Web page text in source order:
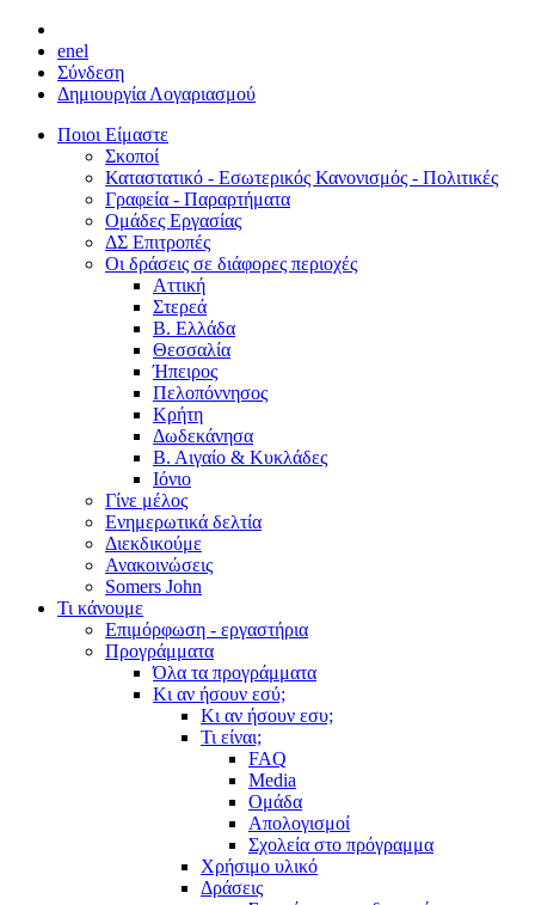
enel
Σύνδεση
Δημιουργία Λογαριασμού
Ποιοι Είμαστε
Σκοποί
Καταστατικό - Εσωτερικός Κανονισμός - Πολιτικές
Γραφεία - Παραρτήματα
Ομάδες Εργασίας
ΔΣ Επιτροπές
Οι δράσεις σε διάφορες περιοχές
Αττική
Στερεά
Β. Ελλάδα
Θεσσαλία
Ήπειρος
Πελοπόννησος
Κρήτη
Δωδεκάνησα
Β. Αιγαίο & Κυκλάδες
Ιόνιο
Γίνε μέλος
Ενημερωτικά δελτία
Διεκδικούμε
Ανακοινώσεις
Somers John
Τι κάνουμε
Επιμόρφωση - εργαστήρια
Προγράμματα
Όλα τα προγράμματα
Κι αν ήσουν εσύ;
Κι αν ήσουν εσυ;
Τι είναι;
FAQ
Media
Ομάδα
Απολογισμοί
Σχολεία στο πρόγραμμα
Χρήσιμο υλικό
Δράσεις